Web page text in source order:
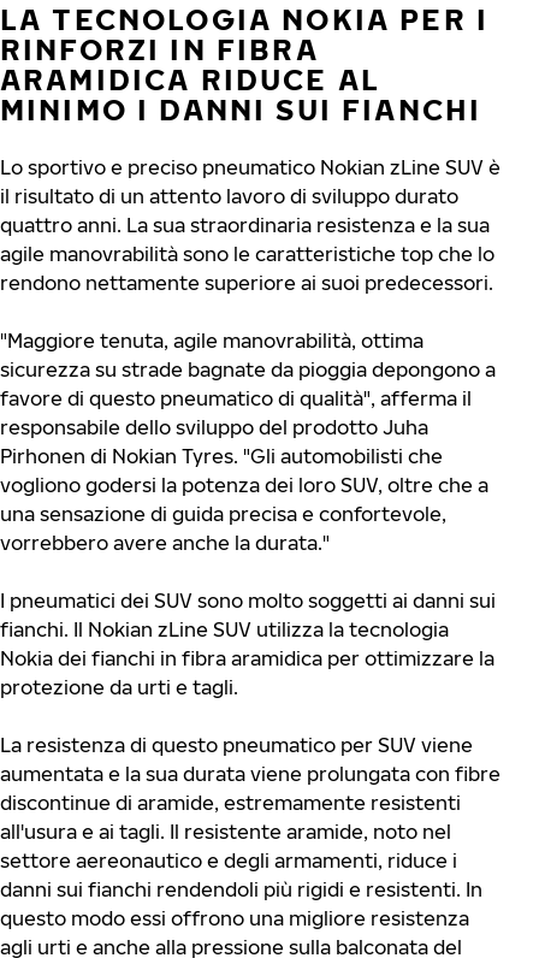
LA TECNOLOGIA NOKIA PER I
RINFORZI IN FIBRA
ARAMIDICA RIDUCE AL
MINIMO I DANNI SUI FIANCHI
Lo sportivo e preciso pneumatico Nokian zLine SUV è
il risultato di un attento lavoro di sviluppo durato
quattro anni. La sua straordinaria resistenza e la sua
agile manovrabilità sono le caratteristiche top che lo
rendono nettamente superiore ai suoi predecessori.
"Maggiore tenuta, agile manovrabilità, ottima
sicurezza su strade bagnate da pioggia depongono a
favore di questo pneumatico di qualità", afferma il
responsabile dello sviluppo del prodotto Juha
Pirhonen di Nokian Tyres. "Gli automobilisti che
vogliono godersi la potenza dei loro SUV, oltre che a
una sensazione di guida precisa e confortevole,
vorrebbero avere anche la durata."
I pneumatici dei SUV sono molto soggetti ai danni sui
fianchi. Il Nokian zLine SUV utilizza la tecnologia
Nokia dei fianchi in fibra aramidica per ottimizzare la
protezione da urti e tagli.
La resistenza di questo pneumatico per SUV viene
aumentata e la sua durata viene prolungata con fibre
discontinue di aramide, estremamente resistenti
all'usura e ai tagli. Il resistente aramide, noto nel
settore aereonautico e degli armamenti, riduce i
danni sui fianchi rendendoli più rigidi e resistenti. In
questo modo essi offrono una migliore resistenza
agli urti e anche alla pressione sulla balconata del